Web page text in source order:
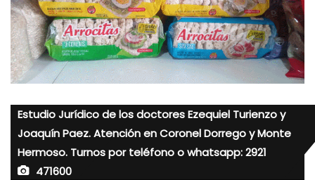
Estudio Jurídico de los doctores Ezequiel Turienzo y
Joaquín Paez. Atención en Coronel Dorrego y Monte
Hermoso. Turnos por teléfono o whatsapp: 2921
471600